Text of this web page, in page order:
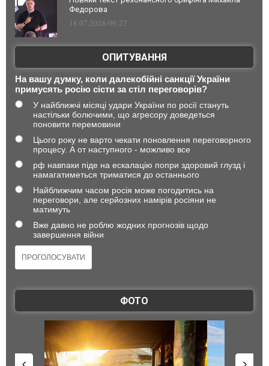
Федорова
18.07.2026 09:27
ОПИТУВАННЯ
На вашу думку, коли далекобійні санкції України
примусять росію сісти за стіл переговорів?
У найближчі місяці удари України по росії стануть
настільки болючими, що агресору доведеться
поновити перемовини
Цього року не варто чекати поновлення переговорного
процесу. А от наступного - можливо все
рф навпаки піде на ескалацію попри здоровий глузд і
намагатиметься триматися до останнього
Найближчим часом росія може погодитись на
переговори, але серйозних намірів росіяни не
матимуть
Вже давно не роблю жодних прогнозів щодо
завершення війни
ФОТО